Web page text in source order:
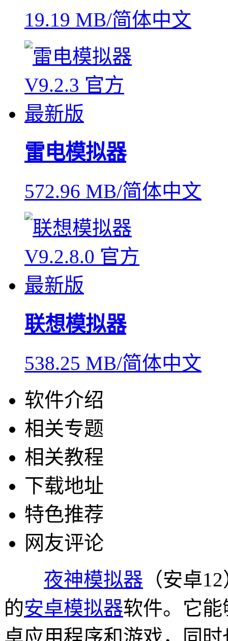
19.19 MB/简体中文
雷电模拟器
572.96 MB/简体中文
联想模拟器
538.25 MB/简体中文
软件介绍
相关专题
相关教程
下载地址
特色推荐
网友评论
夜神模拟器 （安卓
的安卓模拟器软件。它
卓应用程序和游戏，同